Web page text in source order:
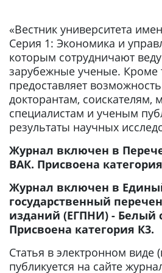
«Вестник университета
Серия 1: Экономика и
которым сотрудничают
зарубежные ученые. Кроме
предоставляет
докторантам, соискателям,
специалистам и ученым
результаты научных
Журнал включен в
ВАК. Присвоена
Журнал включен в
государственный
изданий (ЕГПНИ) - Белый
Присвоена категория К3.
Статья в электронном виде
публикуется на сайте